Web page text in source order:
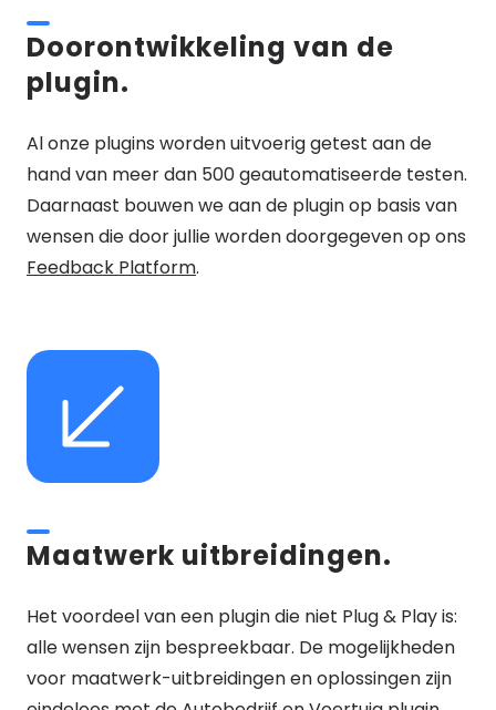
Doorontwikkeling van de
plugin.
Al onze plugins worden uitvoerig getest aan de
hand van meer dan 500 geautomatiseerde testen.
Daarnaast bouwen we aan de plugin op basis van
wensen die door jullie worden doorgegeven op ons
Feedback Platform.
Maatwerk uitbreidingen.
Het voordeel van een plugin die niet Plug & Play is:
alle wensen zijn bespreekbaar. De mogelijkheden
voor maatwerk-uitbreidingen en oplossingen zijn